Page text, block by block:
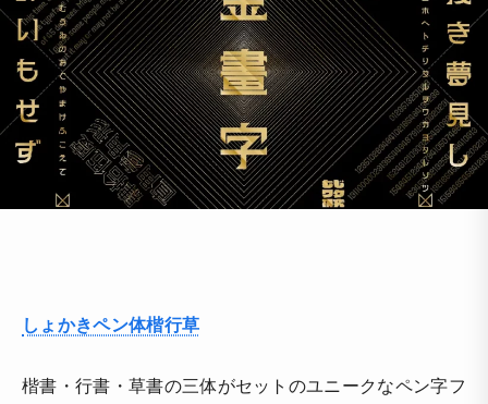
しょかきペン体楷行草
楷書・行書・草書の三体がセットのユニークなペン字フ